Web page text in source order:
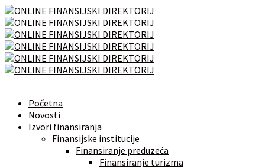
Početna
Novosti
Izvori finansiranja
Finansijske institucije
Finansiranje preduzeća
Finansiranje turizma